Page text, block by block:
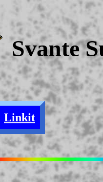
Svante
Linkit